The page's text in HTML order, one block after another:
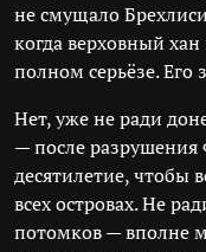
не смущало
когда верховный
полном серьёзе. Его
Нет, уже не ради
— после разрушения
десятилетие, чтобы
всех островах. Не
потомков — вполне